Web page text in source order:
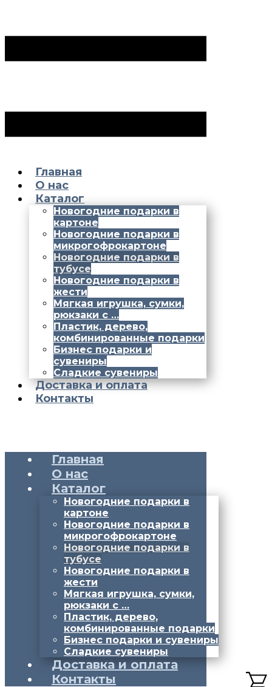
Главная
О нас
Каталог
Новогодние подарки в
картоне
Новогодние подарки в
микрогофрокартоне
Новогодние подарки в
тубусе
Новогодние подарки в
жести
Мягкая игрушка, сумки,
рюкзаки с …
Пластик, дерево,
комбинированные подарки
Бизнес подарки и
сувениры
Сладкие сувениры
Доставка и оплата
Контакты
Главная
О нас
Каталог
Новогодние подарки в
картоне
Новогодние подарки в
микрогофрокартоне
Новогодние подарки в
тубусе
Новогодние подарки в
жести
Мягкая игрушка, сумки,
рюкзаки с …
Пластик, дерево,
комбинированные подарки
Бизнес подарки и сувениры
Сладкие сувениры
Доставка и оплата
Контакты